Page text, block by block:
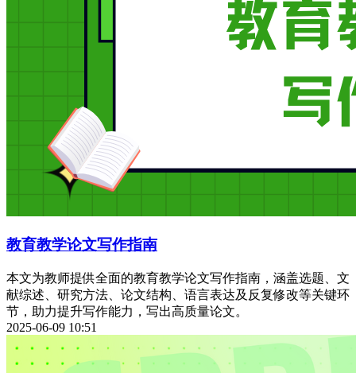
教育教学论文写作指南
本文为教师提供全面的教育教学论文写作指南，涵盖选题、文
献综述、研究方法、论文结构、语言表达及反复修改等关键环
节，助力提升写作能力，写出高质量论文。
2025-06-09 10:51